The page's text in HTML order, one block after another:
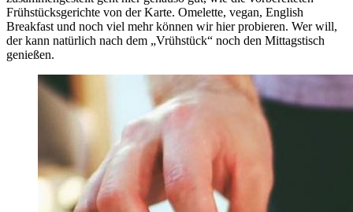
Frühstücksgerichte von der Karte. Omelette, vegan, English
Breakfast und noch viel mehr können wir hier probieren. Wer will,
der kann natürlich nach dem „Vrühstück“ noch den Mittagstisch
genießen.